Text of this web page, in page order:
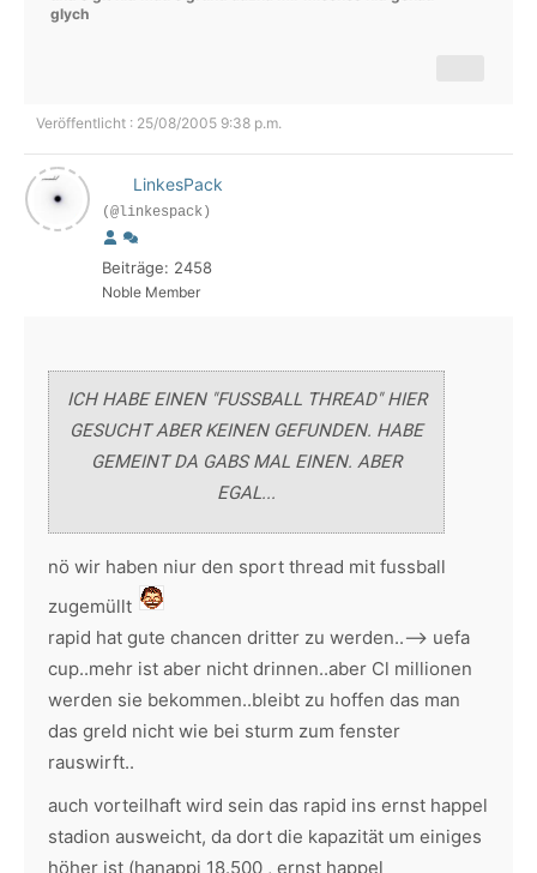
glych
Veröffentlicht : 25/08/2005 9:38 p.m.
LinkesPack
(@linkespack)
Beiträge: 2458
Noble Member
ICH HABE EINEN "FUSSBALL THREAD" HIER
GESUCHT ABER KEINEN GEFUNDEN. HABE
GEMEINT DA GABS MAL EINEN. ABER
EGAL...
nö wir haben niur den sport thread mit fussball
zugemüllt
rapid hat gute chancen dritter zu werden..--> uefa
cup..mehr ist aber nicht drinnen..aber Cl millionen
werden sie bekommen..bleibt zu hoffen das man
das greld nicht wie bei sturm zum fenster
rauswirft..
auch vorteilhaft wird sein das rapid ins ernst happel
stadion ausweicht, da dort die kapazität um einiges
höher ist (hanappi 18.500 , ernst happel